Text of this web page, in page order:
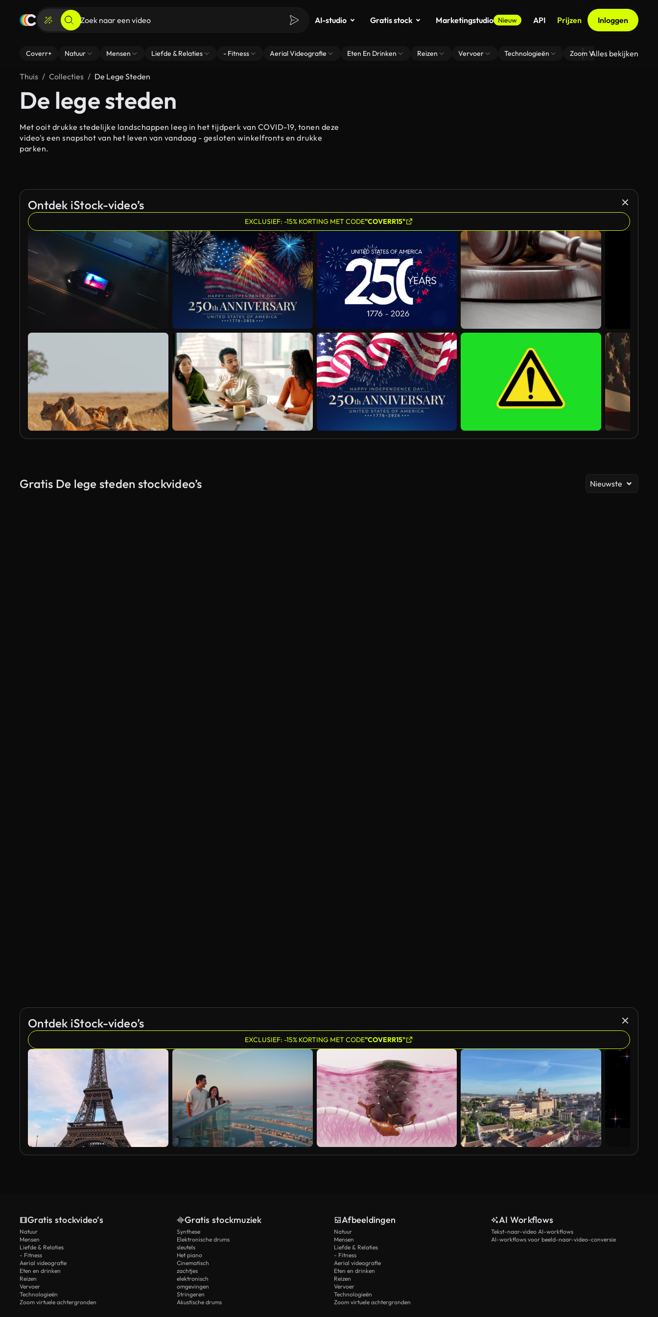
AI-studio Gratis stock Marketingstudio Nieuw API Prijzen Inloggen
Coverr+ Natuur Mensen Liefde & Relaties - Fitness Aerial Videografie Eten En Drinken Reizen Vervoer Technologieën Zoom Virtuele
Alles bekijken
Thuis Collecties De Lege Steden
De lege steden
Met ooit drukke stedelijke landschappen leeg in het tijdperk van COVID-19, tonen deze
video's een snapshot van het leven van vandaag - gesloten winkelfronts en drukke
parken.
Ontdek iStock-video’s
EXCLUSIEF: -15% KORTING MET CODE"COVERR15"
Gratis De lege steden stockvideo’s Nieuwste
Ontdek iStock-video’s
EXCLUSIEF: -15% KORTING MET CODE"COVERR15"
Gratis stockvideo’s
Natuur
Mensen
Liefde & Relaties
- Fitness
Aerial videografie
Eten en drinken
Reizen
Vervoer
Technologieën
Zoom virtuele achtergronden
Gratis stockmuziek
Synthese
Elektronische drums
sleutels
Het piano
Cinematisch
zachtjes
elektronisch
omgevingen
Stringeren
Akustische drums
Afbeeldingen
Natuur
Mensen
Liefde & Relaties
- Fitness
Aerial videografie
Eten en drinken
Reizen
Vervoer
Technologieën
Zoom virtuele achtergronden
AI Workflows
Tekst-naar-video AI-workflows
AI-workflows voor beeld-naar-video-conversie